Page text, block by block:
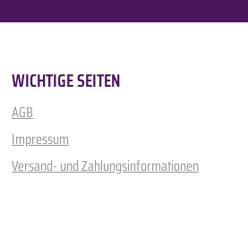
WICHTIGE SEITEN
AGB
Impressum
Versand- und Zahlungsinformationen